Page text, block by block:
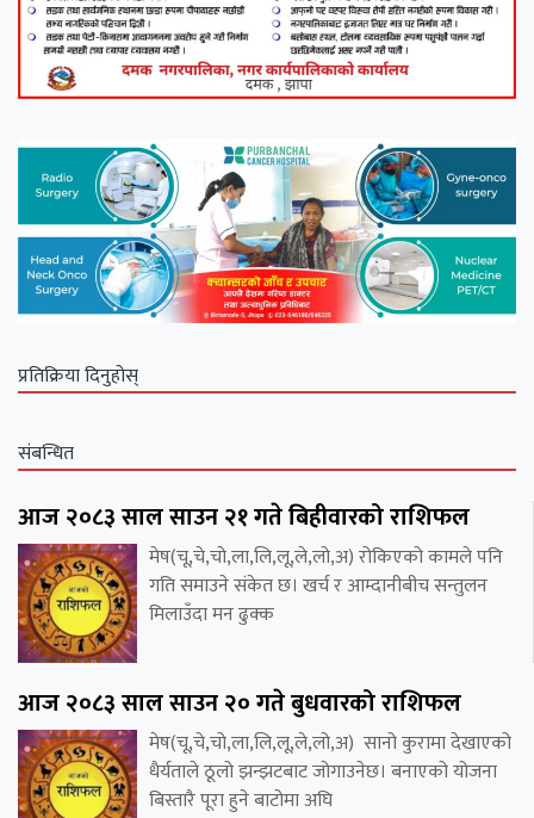
प्रतिक्रिया दिनुहोस्
संबन्धित
आज २०८३ साल साउन २१ गते बिहीवारको राशिफल
मेष(चू,चे,चो,ला,लि,लू,ले,लो,अ) रोकिएको कामले पनि
गति समाउने संकेत छ। खर्च र आम्दानीबीच सन्तुलन
मिलाउँदा मन ढुक्क
आज २०८३ साल साउन २० गते बुधवारको राशिफल
मेष(चू,चे,चो,ला,लि,लू,ले,लो,अ) सानो कुरामा देखाएको
धैर्यताले ठूलो झन्झटबाट जोगाउनेछ। बनाएको योजना
बिस्तारै पूरा हुने बाटोमा अघि